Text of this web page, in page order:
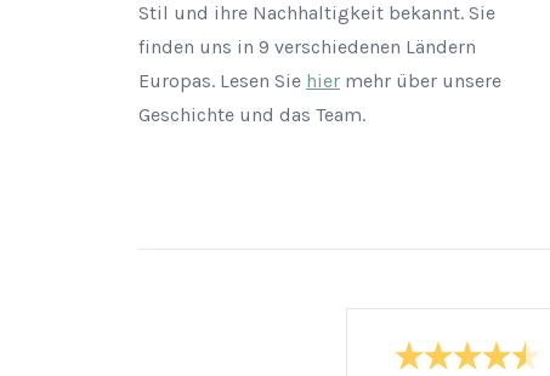
Stil und ihre Nachhaltigkeit bekannt. Sie
finden uns in 9 verschiedenen Ländern
Europas. Lesen Sie hier mehr über unsere
Geschichte und das Team.